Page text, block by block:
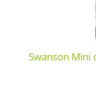
Swanson Mini